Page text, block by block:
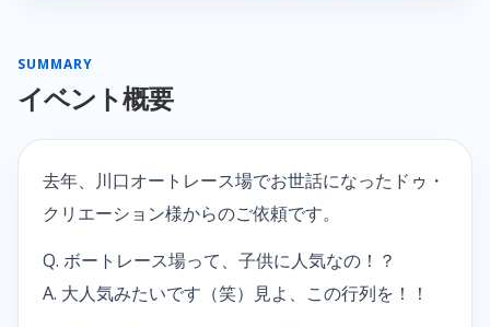
SUMMARY
イベント概要
去年、川口オートレース場でお世話になったドゥ・
クリエーション様からのご依頼です。
Q. ボートレース場って、子供に人気なの！？
A. 大人気みたいです（笑）見よ、この行列を！！